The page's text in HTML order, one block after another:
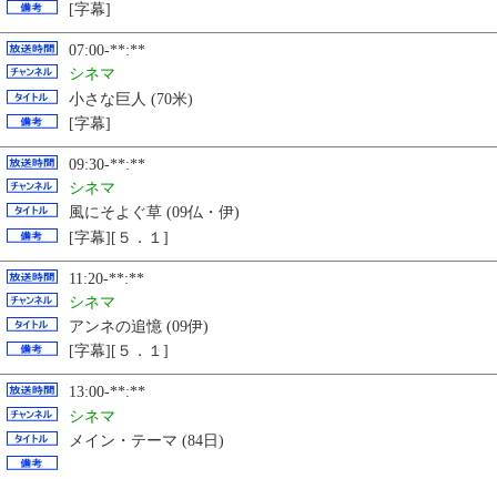
[字幕]
07:00-**:**
シネマ
小さな巨人 (70米)
[字幕]
09:30-**:**
シネマ
風にそよぐ草 (09仏・伊)
[字幕][５．１]
11:20-**:**
シネマ
アンネの追憶 (09伊)
[字幕][５．１]
13:00-**:**
シネマ
メイン・テーマ (84日)